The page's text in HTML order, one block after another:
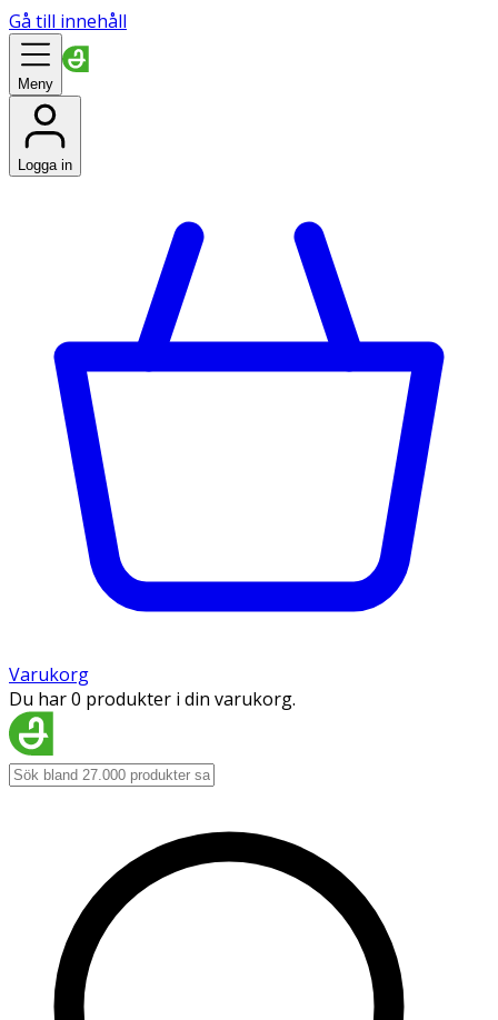
Gå till innehåll
Meny
Logga in
Varukorg
Du har 0 produkter i din varukorg.